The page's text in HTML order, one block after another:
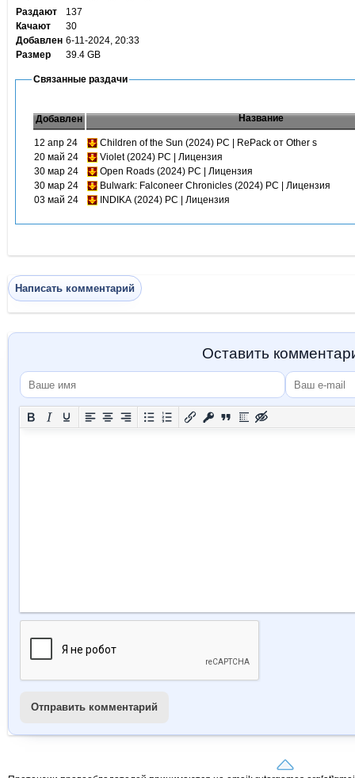
Раздают
137
Качают
30
Добавлен 6-11-2024, 20:33
Размер
39.4 GB
Связанные раздачи
Добавлен Название
12 апр 24
Children of the Sun (2024) PC | RePack от Other s
20 май 24
Violet (2024) PC | Лицензия
30 мар 24
Open Roads (2024) PC | Лицензия
30 мар 24
Bulwark: Falconeer Chronicles (2024) PC | Лицензия
03 май 24
INDIKA (2024) PC | Лицензия
Написать комментарий
Оставить
Отправить комментарий